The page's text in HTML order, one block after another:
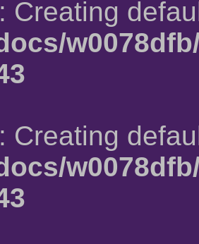
: Creating
: Creating